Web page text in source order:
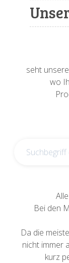
seht
wo
Bei den
Da die
nicht immer
kurz
Sonnenuhren
Spardosen
Vögel
Verschiedene
Sockel +
Tierfiguren
Schweine
Zwiebel- +